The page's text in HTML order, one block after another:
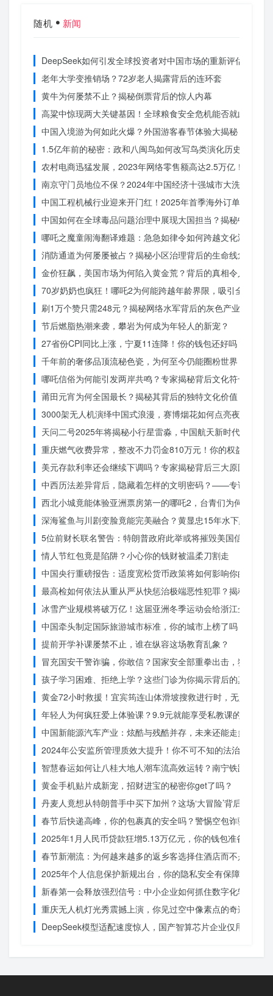
随机 新闻
DeepSeek如何引发全球投资者对中国市场的重新评估？
老年大学变推销场？72岁老人揭露背后的连环套
黄牛为何屡禁不止？揭秘倒票背后的惊人内幕
高粱中惊现两大关键基因！全球粮食安全危机能否就此终结？
中国入境游为何如此火爆？外国游客春节体验大揭秘
1.5亿年前的秘密：政和八闽鸟如何改写鸟类演化历史？
农村电商迅猛发展，2023年网络零售额高达2.5万亿！你还在
南京守门员地位不保？2024年中国经济十强城市大洗牌
中国工程机械行业迎来开门红！2025年首季海外订单激增，
中国如何在全球毒品问题治理中展现大国担当？揭秘中国方
哪吒之魔童闹海翻译难题：急急如律令如何跨越文化鸿沟？
消防通道为何屡屡被占？揭秘小区治理背后的生命线危机
金价狂飙，美国市场为何陷入黄金荒？背后的真相令人
70岁奶奶也疯狂！哪吒2为何能跨越年龄界限，吸引全民观影
刷1万个赞只需248元？揭秘网络水军背后的灰色产业链
节后燃脂热潮来袭，攀岩为何成为年轻人的新宠？
27省份CPI同比上涨，宁夏11连降！你的钱包还好吗？
千年前的奢侈品顶流秘色瓷，为何至今仍能圈粉世界？揭秘
哪吒信俗为何能引发两岸共鸣？专家揭秘背后文化符号的力量
莆田元宵为何全国最长？揭秘其背后的独特文化价值
3000架无人机演绎中国式浪漫，赛博烟花如何点亮夜空？
天问二号2025年将揭秘小行星雷淼，中国航天新时代即将开
重庆燃气收费异常，整改不力罚金810万元！你的权益被侵犯
美元存款利率还会继续下调吗？专家揭秘背后三大原因
中西历法差异背后，隐藏着怎样的文明密码？——专访南京
西北小城竟能体验亚洲票房第一的哪吒2，台青们为何如此惊
深海鲨鱼与川剧变脸竟能完美融合？黄显忠15年水下默剧惊
5位前财长联名警告：特朗普政府此举或将摧毁美国信誉？
情人节红包竟是陷阱？小心你的钱财被温柔刀割走
中国央行重磅报告：适度宽松货币政策将如何影响你的消费？
最高检如何依法从重从严从快惩治极端恶性犯罪？揭秘重大
冰雪产业规模将破万亿！这届亚洲冬季运动会给浙江企业带
中国牵头制定国际旅游城市标准，你的城市上榜了吗？
提前开学补课屡禁不止，谁在纵容这场教育乱象？
冒充国安干警诈骗，你敢信？国家安全部重拳出击，犯罪团
孩子学习困难、拒绝上学？这些门诊为你揭示背后的真相
黄金72小时救援！宜宾筠连山体滑坡搜救进行时，无人机遥
年轻人为何疯狂爱上体验课？9.9元就能享受私教课的秘密
中国新能源汽车产业：炫酷与残酷并存，未来还能走多远？
2024年公安监所管理质效大提升！你不可不知的法治文明新
智慧春运如何让八桂大地人潮车流高效运转？南宁铁路枢纽
黄金手机贴片成新宠，招财进宝的秘密你get了吗？
丹麦人竟想从特朗普手中买下加州？这场‘大冒险’背后藏着什
春节后快递高峰，你的包裹真的安全吗？警惕空包诈骗
2025年1月人民币贷款狂增5.13万亿元，你的钱包准备好了吗
春节新潮流：为何越来越多的返乡客选择住酒店而不是家里？
2025年个人信息保护新规出台，你的隐私安全有保障了吗？
新春第一会释放强烈信号：中小企业如何抓住数字化转型的
重庆无人机灯光秀震撼上演，你见过空中像素点的奇迹吗？
DeepSeek模型适配速度惊人，国产智算芯片企业仅用一周